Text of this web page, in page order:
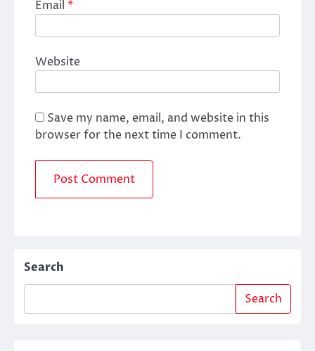
Email *
Website
Save my name, email, and website in this
browser for the next time I comment.
Search
Search